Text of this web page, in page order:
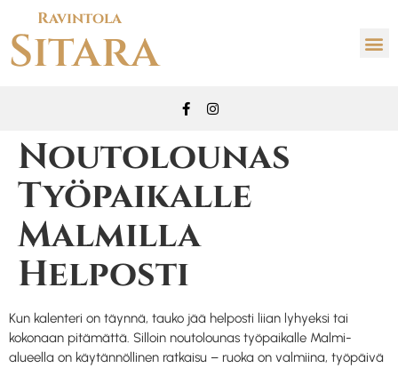
Ravintola
Sitara
Noutolounas
Työpaikalle
Malmilla
Helposti
Kun kalenteri on täynnä, tauko jää helposti liian lyhyeksi tai
kokonaan pitämättä. Silloin noutolounas työpaikalle Malmi-
alueella on käytännöllinen ratkaisu – ruoka on valmiina, työpäivä